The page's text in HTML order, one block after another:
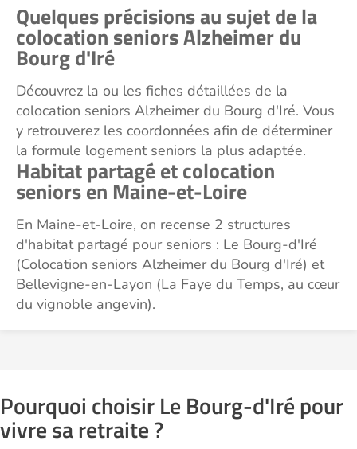
Quelques précisions au sujet de la
colocation seniors Alzheimer du
Bourg d'Iré
Découvrez la ou les fiches détaillées de la
colocation seniors Alzheimer du Bourg d'Iré. Vous
y retrouverez les coordonnées afin de déterminer
la formule logement seniors la plus adaptée.
Habitat partagé et colocation
seniors en Maine-et-Loire
En Maine-et-Loire, on recense 2 structures
d'habitat partagé pour seniors : Le Bourg-d'Iré
(Colocation seniors Alzheimer du Bourg d'Iré) et
Bellevigne-en-Layon (La Faye du Temps, au cœur
du vignoble angevin).
Pourquoi choisir Le Bourg-d'Iré pour
vivre sa retraite ?